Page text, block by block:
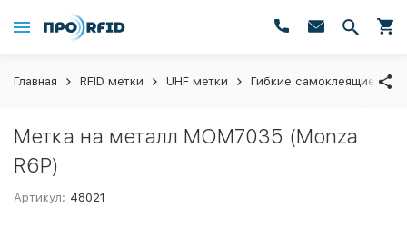
Главная RFID метки UHF метки Гибкие самоклеящиеся
Метка на металл МОМ7035 (Monza
R6P)
Артикул: 48021